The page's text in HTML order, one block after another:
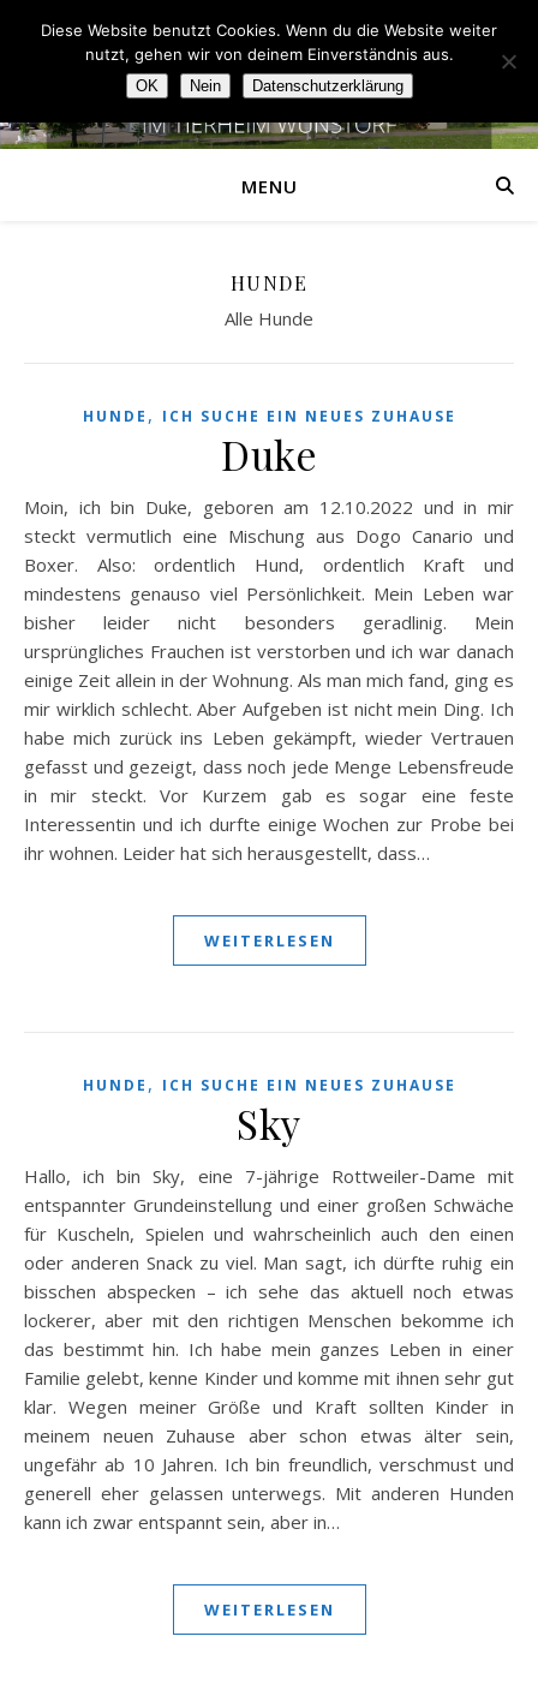
MENU
HUNDE
Alle Hunde
HUNDE , ICH SUCHE EIN NEUES ZUHAUSE
Duke
Moin, ich bin Duke, geboren am 12.10.2022 und in mir
steckt vermutlich eine Mischung aus Dogo Canario und
Boxer. Also: ordentlich Hund, ordentlich Kraft und
mindestens genauso viel Persönlichkeit. Mein Leben war
bisher leider nicht besonders geradlinig. Mein
ursprüngliches Frauchen ist verstorben und ich war danach
einige Zeit allein in der Wohnung. Als man mich fand, ging es
mir wirklich schlecht. Aber Aufgeben ist nicht mein Ding. Ich
habe mich zurück ins Leben gekämpft, wieder Vertrauen
gefasst und gezeigt, dass noch jede Menge Lebensfreude
in mir steckt. Vor Kurzem gab es sogar eine feste
Interessentin und ich durfte einige Wochen zur Probe bei
ihr wohnen. Leider hat sich herausgestellt, dass…
WEITERLESEN
HUNDE , ICH SUCHE EIN NEUES ZUHAUSE
Sky
Hallo, ich bin Sky, eine 7-jährige Rottweiler-Dame mit
entspannter Grundeinstellung und einer großen Schwäche
für Kuscheln, Spielen und wahrscheinlich auch den einen
oder anderen Snack zu viel. Man sagt, ich dürfte ruhig ein
bisschen abspecken – ich sehe das aktuell noch etwas
lockerer, aber mit den richtigen Menschen bekomme ich
das bestimmt hin. Ich habe mein ganzes Leben in einer
Familie gelebt, kenne Kinder und komme mit ihnen sehr gut
klar. Wegen meiner Größe und Kraft sollten Kinder in
meinem neuen Zuhause aber schon etwas älter sein,
ungefähr ab 10 Jahren. Ich bin freundlich, verschmust und
generell eher gelassen unterwegs. Mit anderen Hunden
kann ich zwar entspannt sein, aber in…
WEITERLESEN
Diese Website benutzt Cookies. Wenn du die Website weiter
nutzt, gehen wir von deinem Einverständnis aus.
OK Nein Datenschutzerklärung